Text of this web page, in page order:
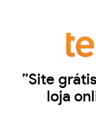
”Site
loja